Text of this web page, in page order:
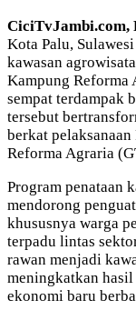
CiciTvJambi.com,
Kota Palu,
kawasan
Kampung Reforma
sempat terdampak
tersebut
berkat
Reforma Agraria
Program penataan
mendorong
khususnya warga
terpadu lintas
rawan menjadi
meningkatkan
ekonomi baru